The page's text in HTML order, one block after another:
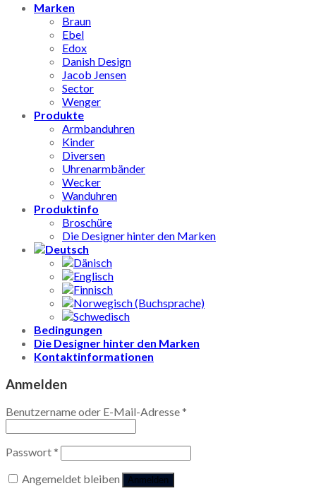
Marken
Braun
Ebel
Edox
Danish Design
Jacob Jensen
Sector
Wenger
Produkte
Armbanduhren
Kinder
Diversen
Uhrenarmbänder
Wecker
Wanduhren
Produktinfo
Broschüre
Die Designer hinter den Marken
Bedingungen
Die Designer hinter den Marken
Kontaktinformationen
Anmelden
Benutzername oder E-Mail-Adresse*
Passwort*
Angemeldet bleiben
Anmelden